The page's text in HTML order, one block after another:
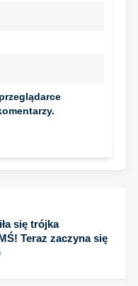
się trójka
Teraz zaczyna się